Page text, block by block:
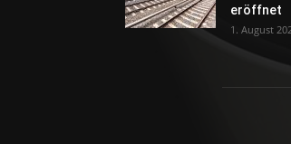
eröffnet
1. August